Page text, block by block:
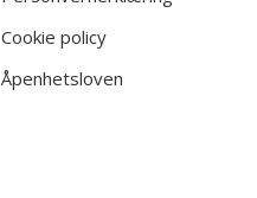
Cookie policy
Åpenhetsloven